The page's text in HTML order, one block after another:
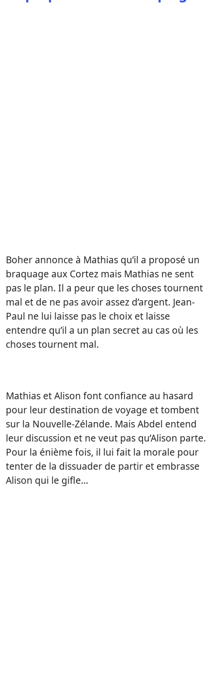
Boher annonce à Mathias qu’il a proposé un
braquage aux Cortez mais Mathias ne sent
pas le plan. Il a peur que les choses tournent
mal et de ne pas avoir assez d’argent. Jean-
Paul ne lui laisse pas le choix et laisse
entendre qu’il a un plan secret au cas où les
choses tournent mal.
Mathias et Alison font confiance au hasard
pour leur destination de voyage et tombent
sur la Nouvelle-Zélande. Mais Abdel entend
leur discussion et ne veut pas qu’Alison parte.
Pour la énième fois, il lui fait la morale pour
tenter de la dissuader de partir et embrasse
Alison qui le gifle…